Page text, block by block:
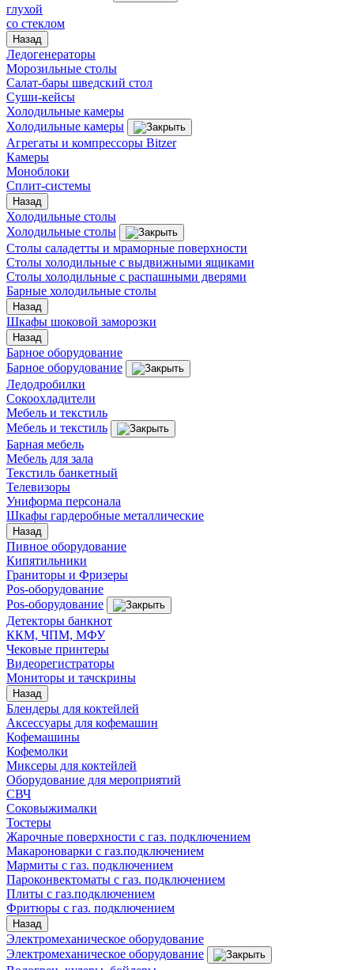
глухой
со стеклом
Назад
Ледогенераторы
Морозильные столы
Салат-бары шведский стол
Суши-кейсы
Холодильные камеры
Холодильные камеры
Агрегаты и компрессоры Bitzer
Камеры
Моноблоки
Сплит-системы
Назад
Холодильные столы
Холодильные столы
Столы саладетты и мраморные поверхности
Столы холодильные с выдвижными ящиками
Столы холодильные с распашными дверями
Барные холодильные столы
Назад
Шкафы шоковой заморозки
Назад
Барное оборудование
Барное оборудование
Ледодробилки
Сокоохладители
Мебель и текстиль
Мебель и текстиль
Барная мебель
Мебель для зала
Текстиль банкетный
Телевизоры
Униформа персонала
Шкафы гардеробные металлические
Назад
Пивное оборудование
Кипятильники
Граниторы и Фризеры
Pos-оборудование
Pos-оборудование
Детекторы банкнот
ККМ, ЧПМ, МФУ
Чековые принтеры
Видеорегистраторы
Мониторы и тачскрины
Назад
Блендеры для коктейлей
Аксессуары для кофемашин
Кофемашины
Кофемолки
Миксеры для коктейлей
Оборудование для мероприятий
СВЧ
Соковыжималки
Тостеры
Жарочные поверхности с газ. подключением
Макароноварки с газ.подключением
Мармиты с газ. подключением
Пароконвектоматы с газ. подключением
Плиты с газ.подключением
Фритюры с газ. подключением
Назад
Электромеханическое оборудование
Электромеханическое оборудование